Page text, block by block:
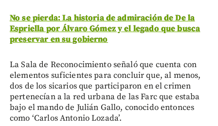
No se pierda: La historia de admiración de De la
Espriella por Álvaro Gómez y el legado que busca
preservar en su gobierno
La Sala de Reconocimiento señaló que cuenta con
elementos suficientes para concluir que, al menos,
dos de los sicarios que participaron en el crimen
pertenecían a la red urbana de las Farc que estaba
bajo el mando de Julián Gallo, conocido entonces
como ‘Carlos Antonio Lozada’.